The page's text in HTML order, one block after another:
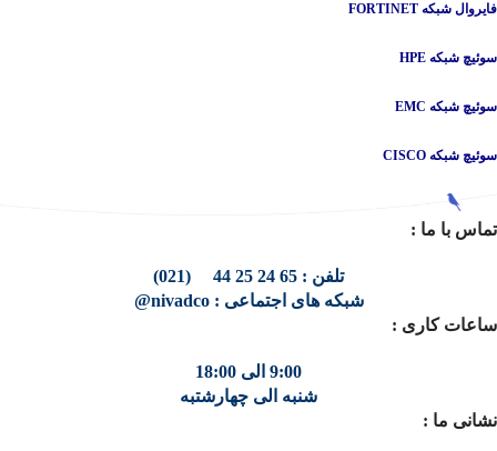
فایروال شبکه FORTINET
سوئیچ شبکه HPE
سوئیچ شبکه EMC
سوئیچ شبکه CISCO
تماس با ما :
تلفن : 65 24 25 44 (021)
شبکه های اجتماعی : nivadco@
ساعات کاری :
9:00 الی 18:00
شنبه الی چهارشتبه
نشانی ما :